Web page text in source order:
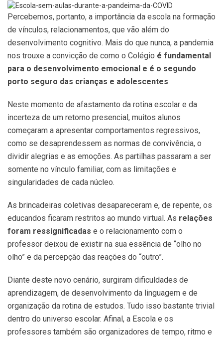
Percebemos, portanto, a importância da escola na formação
de vínculos, relacionamentos, que vão além do
desenvolvimento cognitivo. Mais do que nunca, a pandemia
nos trouxe a convicção de como o Colégio é fundamental
para o desenvolvimento emocional e é o segundo
porto seguro das crianças e adolescentes.
Neste momento de afastamento da rotina escolar e da
incerteza de um retorno presencial, muitos alunos
começaram a apresentar comportamentos regressivos,
como se desaprendessem as normas de convivência, o
dividir alegrias e as emoções. As partilhas passaram a ser
somente no vínculo familiar, com as limitações e
singularidades de cada núcleo.
As brincadeiras coletivas desapareceram e, de repente, os
educandos ficaram restritos ao mundo virtual. As relações
foram ressignificadas e o relacionamento com o
professor deixou de existir na sua essência de “olho no
olho” e da percepção das reações do “outro”.
Diante deste novo cenário, surgiram dificuldades de
aprendizagem, de desenvolvimento da linguagem e de
organização da rotina de estudos. Tudo isso bastante trivial
dentro do universo escolar. Afinal, a Escola e os
professores também são organizadores de tempo, ritmo e